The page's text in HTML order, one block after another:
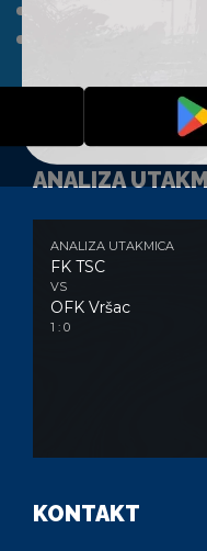
ANALIZA
ANALIZA UTAKMICA
FK TSC
VS
OFK Vršac
1 : 0
KONTAKT